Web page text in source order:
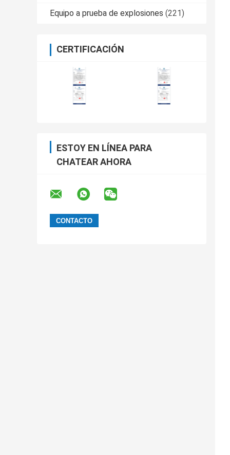
Equipo a prueba de explosiones (221)
CERTIFICACIÓN
ESTOY EN LÍNEA PARA
CHATEAR AHORA